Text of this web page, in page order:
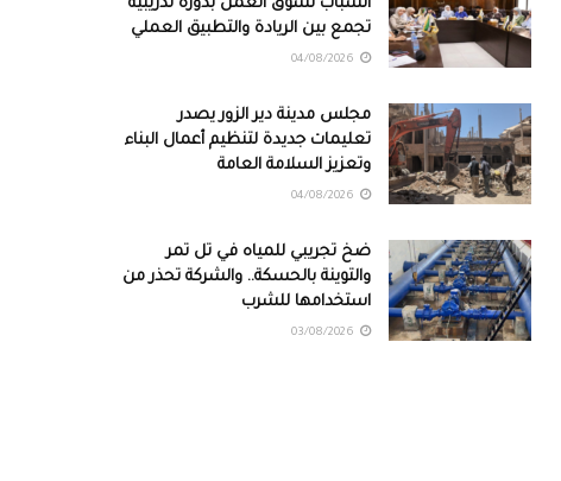
الشباب لسوق العمل بدورة تدريبية
تجمع بين الريادة والتطبيق العملي
مجلس مدينة دير الزور يصدر
تعليمات جديدة لتنظيم أعمال البناء
وتعزيز السلامة العامة
ضخ تجريبي للمياه في تل تمر
والتوينة بالحسكة.. والشركة تحذر من
استخدامها للشرب